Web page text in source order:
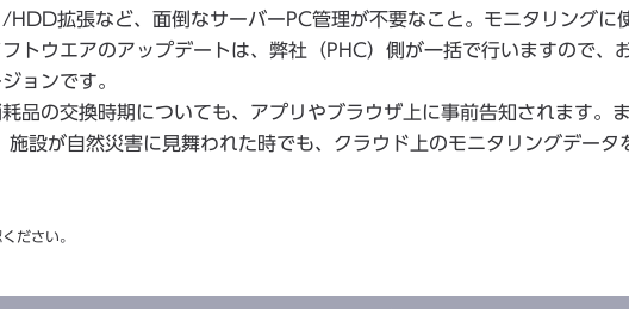
HDD拡張など、面倒なサーバーPC管理が不要なこと。モニタリングに
トウエアのアップデートは、弊社（PHC）側が一括で行いますので、
ョンです。
品の交換時期についても、アプリやブラウザ上に事前告知されます。
施設が自然災害に見舞われた時でも、クラウド上のモニタリングデータ
ださい。